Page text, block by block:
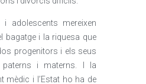
adolescents mereixen
bagatge i la riquesa que
progenitors i els seus
paterns i materns. I la
mèdic i l’Estat ho ha de